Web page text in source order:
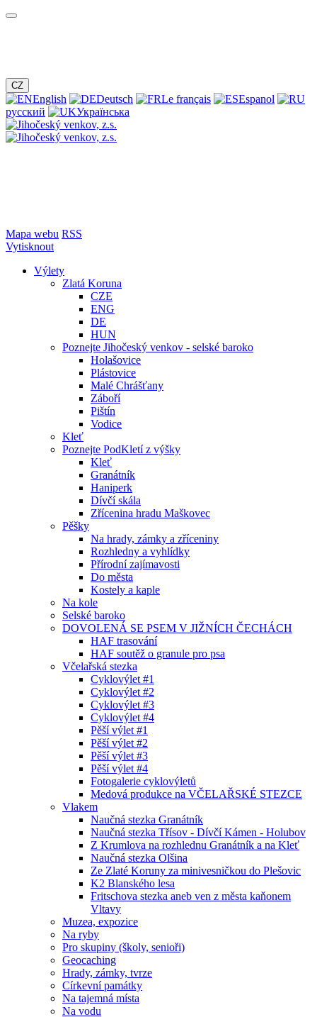
CZ
English Deutsch Le français
Espanol
русский
Українська
Mapa webu RSS
Vytisknout
Výlety
Zlatá Koruna
CZE
ENG
DE
HUN
Poznejte Jihočeský venkov - selské baroko
Holašovice
Plástovice
Malé Chrášťany
Záboří
Pištín
Vodice
Kleť
Poznejte PodKletí z výšky
Kleť
Granátník
Haniperk
Dívčí skála
Zřícenina hradu Maškovec
Pěšky
Na hrady, zámky a zříceniny
Rozhledny a vyhlídky
Přírodní zajímavosti
Do města
Kostely a kaple
Na kole
Selské baroko
DOVOLENÁ SE PSEM V JIŽNÍCH ČECHÁCH
HAF trasování
HAF soutěž o granule pro psa
Včelařská stezka
Cyklovýlet #1
Cyklovýlet #2
Cyklovýlet #3
Cyklovýlet #4
Pěší výlet #1
Pěší výlet #2
Pěší výlet #3
Pěší výlet #4
Fotogalerie cyklovýletů
Medová produkce na VČELAŘSKÉ STEZCE
Vlakem
Naučná stezka Granátník
Naučná stezka Třísov - Dívčí Kámen - Holubov
Z Krumlova na rozhlednu Granátník a na Kleť
Naučná stezka Olšina
Ze Zlaté Koruny za minivesničkou do Plešovic
K2 Blanského lesa
Fritschova stezka aneb ven z města kaňonem
Vltavy
Muzea, expozice
Na ryby
Pro skupiny (školy, senioři)
Geocaching
Hrady, zámky, tvrze
Církevní památky
Na tajemná místa
Na vodu